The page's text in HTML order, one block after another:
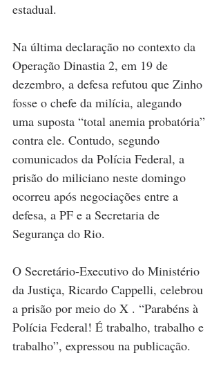
estadual.
Na última declaração no contexto da
Operação Dinastia 2, em 19 de
dezembro, a defesa refutou que Zinho
fosse o chefe da milícia, alegando
uma suposta “total anemia probatória”
contra ele. Contudo, segundo
comunicados da Polícia Federal, a
prisão do miliciano neste domingo
ocorreu após negociações entre a
defesa, a PF e a Secretaria de
Segurança do Rio.
O Secretário-Executivo do Ministério
da Justiça, Ricardo Cappelli, celebrou
a prisão por meio do X . “Parabéns à
Polícia Federal! É trabalho, trabalho e
trabalho”, expressou na publicação.